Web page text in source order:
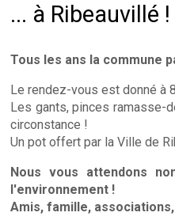
... à Ribeauvillé !
Tous les ans la commune
Le rendez-vous est donné à
Les gants, pinces
circonstance !
Un pot offert par la Ville de
Nous vous attendons
l'environnement !
Amis, famille,